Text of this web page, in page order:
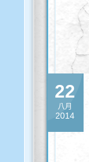
22
八月
2014